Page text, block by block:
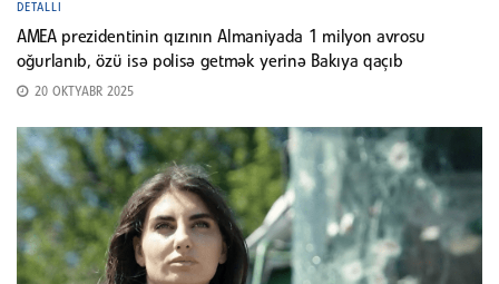
DETALLI
AMEA prezidentinin qızının Almaniyada 1 milyon avrosu
oğurlanıb, özü isə polisə getmək yerinə Bakıya qaçıb
20 OKTYABR 2025